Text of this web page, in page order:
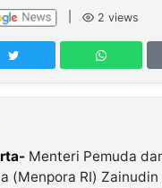
2 views
Menteri Pemuda
(Menpora RI) Zainudin